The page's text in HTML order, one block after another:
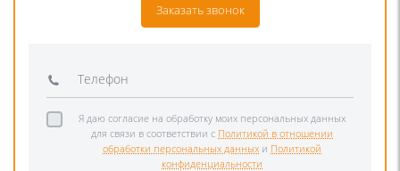
Заказать звонок
Я даю согласие на обработку моих персональных данных
для связи в соответствии с Политикой в отношении
обработки персональных данных и Политикой
конфиденциальности